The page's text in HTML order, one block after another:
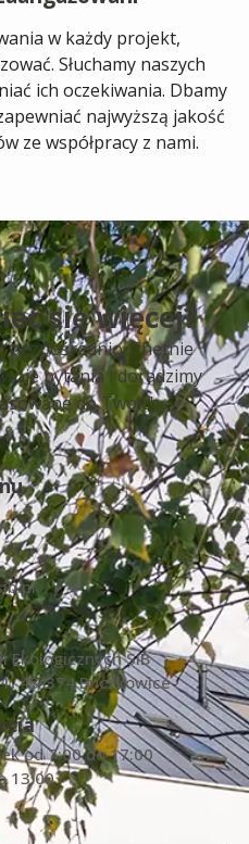
w każdy projekt,
Słuchamy naszych
ich oczekiwania. Dbamy
najwyższą jakość
ze współpracy z nami.
się więcej?
bezpośrednio. Chętnie
pytania i doradzimy
do Twoich
Ekologicznych SIB
43-374 Buczkowice
od 7:00 do 17:00
13:00